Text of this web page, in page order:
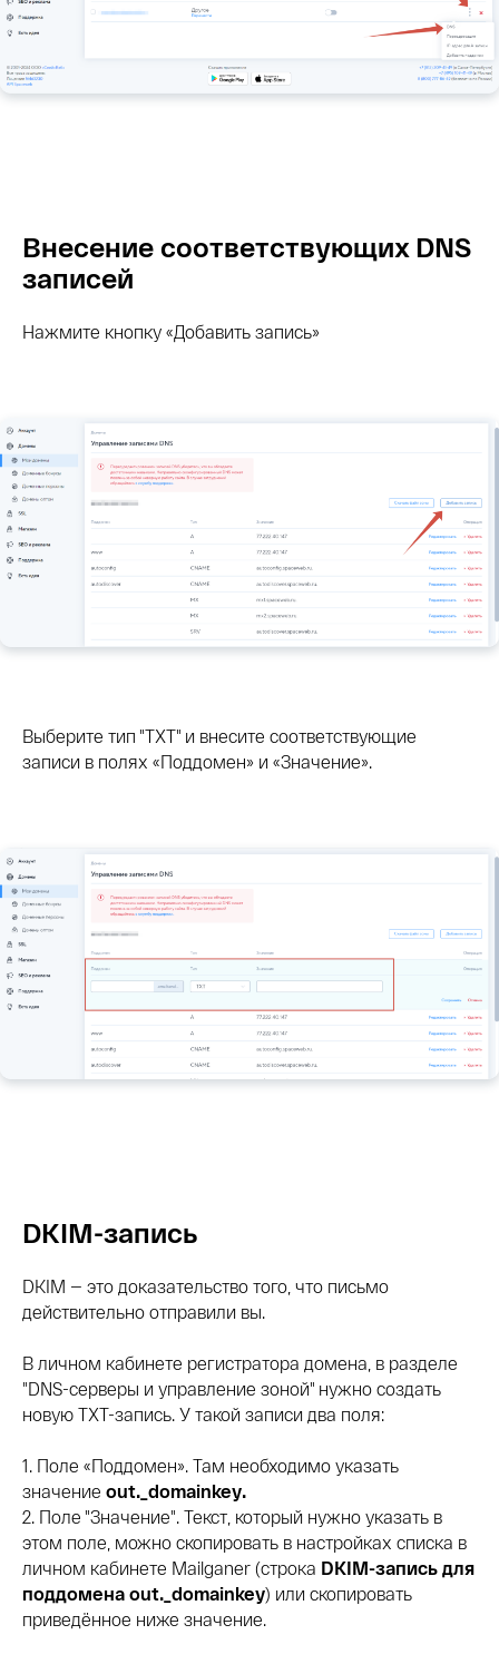
Внесение соответствующих DNS
записей
Нажмите кнопку «Добавить запись»
Выберите тип "TXT" и внесите соответствующие
записи в полях «Поддомен» и «Значение».
DKIM-запись
DKIM — это доказательство того, что письмо
действительно отправили вы.
В личном кабинете регистратора домена, в разделе
"DNS-серверы и управление зоной" нужно создать
новую TXT-запись. У такой записи два поля:
1. Поле «Поддомен». Там необходимо указать
значение out._domainkey.
2. Поле "Значение". Текст, который нужно указать в
этом поле, можно скопировать в настройках списка в
личном кабинете Mailganer (строка DKIM-запись для
поддомена out._domainkey) или скопировать
приведённое ниже значение.